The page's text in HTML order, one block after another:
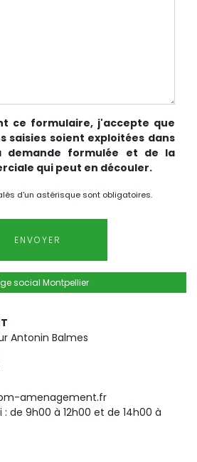
ce formulaire, j'accepte que
saisies soient exploitées dans
demande formulée et de la
qui peut en découler.
d'un astérisque sont obligatoires.
ENVOYER
social Montpellier
Antonin Balmes
amenagement.fr
de 9h00 à 12h00 et de 14h00 à